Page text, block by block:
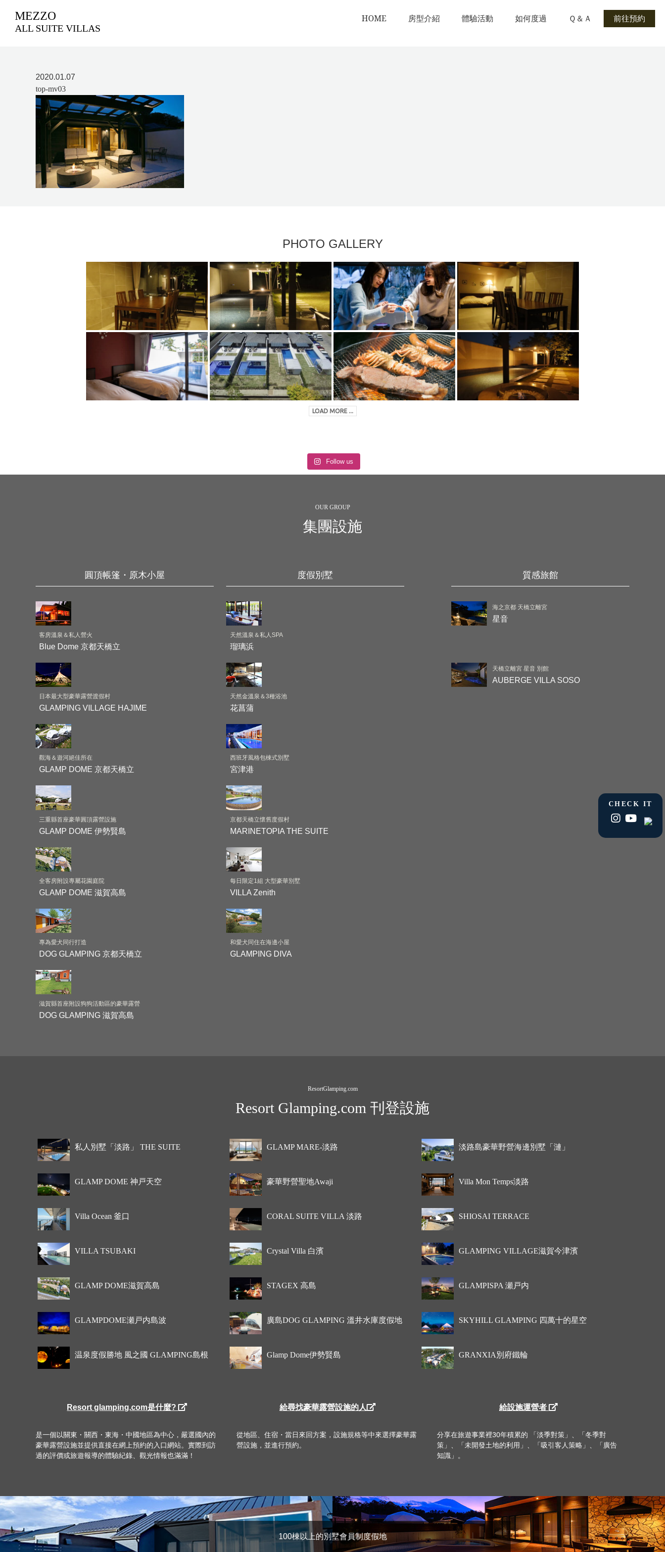
MEZZO
ALL SUITE VILLAS
HOME 房型介紹 體驗活動 如何度過 Ｑ＆Ａ 前往預約
2020.01.07
top-mv03
PHOTO GALLERY
LOAD MORE ...
CHECK IT
Follow us
OUR GROUP
集團設施
圓頂帳篷・原木小屋
客房溫泉＆私人營火
Blue Dome 京都天橋立
日本最大型豪華露營渡假村
GLAMPING VILLAGE HAJIME
觀海＆遊河絕佳所在
GLAMP DOME 京都天橋立
三重縣首座豪華圓頂露營設施
GLAMP DOME 伊勢賢島
全客房附設專屬花園庭院
GLAMP DOME 滋賀高島
專為愛犬同行打造
DOG GLAMPING 京都天橋立
滋賀縣首座附設狗狗活動區的豪華露營
DOG GLAMPING 滋賀高島
度假別墅
天然溫泉＆私人SPA
瑠璃浜
天然金溫泉＆3種浴池
花菖蒲
西班牙風格包棟式別墅
宮津港
京都天橋立懷舊度假村
MARINETOPIA THE SUITE
每日限定1組 大型豪華別墅
VILLA Zenith
和愛犬同住在海邊小屋
GLAMPING DIVA
質感旅館
海之京都 天橋立離宮
星音
天橋立離宮 星音 別館
AUBERGE VILLA SOSO
ResortGlamping.com
Resort Glamping.com 刊登設施
私人別墅「淡路」 THE SUITE GLAMP MARE-淡路 淡路島豪華野營海邊別墅「漣」
GLAMP DOME 神戸天空 豪華野營聖地Awaji Villa Mon Temps淡路
Villa Ocean 釜口 CORAL SUITE VILLA 淡路 SHIOSAI TERRACE
VILLA TSUBAKI Crystal Villa 白濱 GLAMPING VILLAGE滋賀今津濱
GLAMP DOME滋賀高島 STAGEX 高島 GLAMPISPA 瀬戸内
GLAMPDOME瀬戸内島波 廣島DOG GLAMPING 溫井水庫度假地 SKYHILL GLAMPING 四萬十的星空
温泉度假勝地 風之國 GLAMPING島根 Glamp Dome伊勢賢島 GRANXIA別府鐵輪
Resort glamping.com是什麼?
是一個以關東・關西・東海・中國地區為中心，嚴選國內的
豪華露營設施並提供直接在網上預約的入口網站。實際到訪
過的評價或旅遊報導的體驗紀錄、觀光情報也滿滿！
給尋找豪華露營設施的人
從地區、住宿・當日來回方案，設施規格等中來選擇豪華露
營設施，並進行預約。
給設施運營者
分享在旅遊事業裡30年積累的 「淡季對策」、「冬季對
策」、「未開發土地的利用」、「吸引客人策略」、「廣告
知識」。
100棟以上的別墅會員制度假地